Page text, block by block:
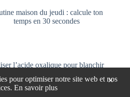
maison du jeudi : calcule ton
temps en 30 secondes
l’acide oxalique pour blanchir
×
pour optimiser notre site web et nos
En savoir plus